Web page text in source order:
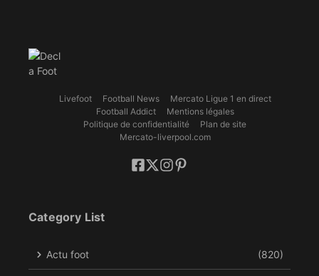
Livefoot Football News
Mercato Ligue 1 en direct
Football Addict
Mentions légales
Politique de confidentialité
Plan de site
Mercato-liverpool.com
Category List
Actu foot (820)